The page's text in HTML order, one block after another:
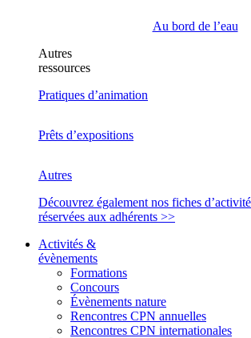
Au bord de l’eau
Autres
ressources
Pratiques d’animation
Prêts d’expositions
Autres
Découvrez également nos fiches
réservées aux adhérents >>
Activités &
évènements
Formations
Concours
Évènements nature
Rencontres CPN annuelles
Rencontres CPN internationales